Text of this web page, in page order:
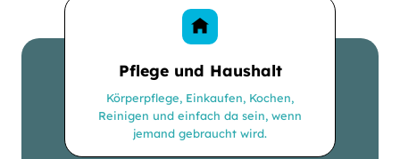
Pflege und Haushalt
Körperpflege, Einkaufen, Kochen,
Reinigen und einfach da sein, wenn
jemand gebraucht wird.